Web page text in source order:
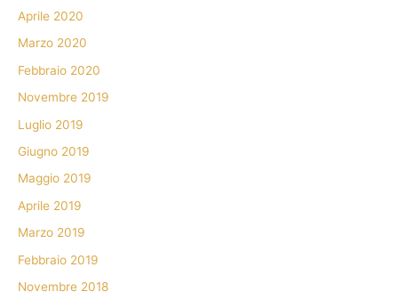
Aprile 2020
Marzo 2020
Febbraio 2020
Novembre 2019
Luglio 2019
Giugno 2019
Maggio 2019
Aprile 2019
Marzo 2019
Febbraio 2019
Novembre 2018